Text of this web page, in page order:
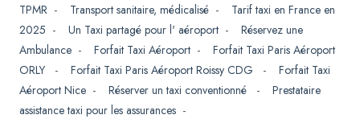
TPMR - Transport sanitaire, médicalisé - Tarif taxi en France en
2025 - Un Taxi partagé pour l' aéroport - Réservez une
Ambulance - Forfait Taxi Aéroport - Forfait Taxi Paris Aéroport
ORLY
- Forfait Taxi Paris Aéroport Roissy CDG - Forfait Taxi
Aéroport Nice - Réserver un taxi conventionné - Prestataire
assistance taxi pour les assurances -